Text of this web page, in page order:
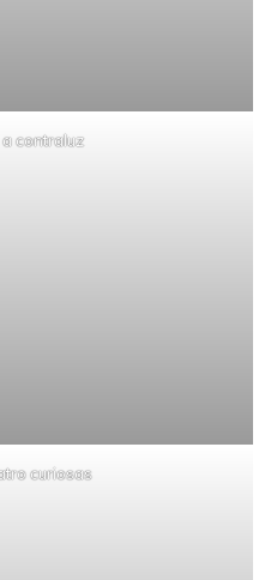
contraluz
curiosas